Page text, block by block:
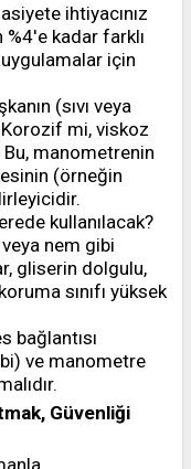
ihtiyacınız
kadar farklı
uygulamalar için
(sıvı veya
mi, viskoz
manometrenin
(örneğin
kullanılacak?
nem gibi
gliserin dolgulu,
sınıfı yüksek
bağlantısı
ve manometre
Güvenliği